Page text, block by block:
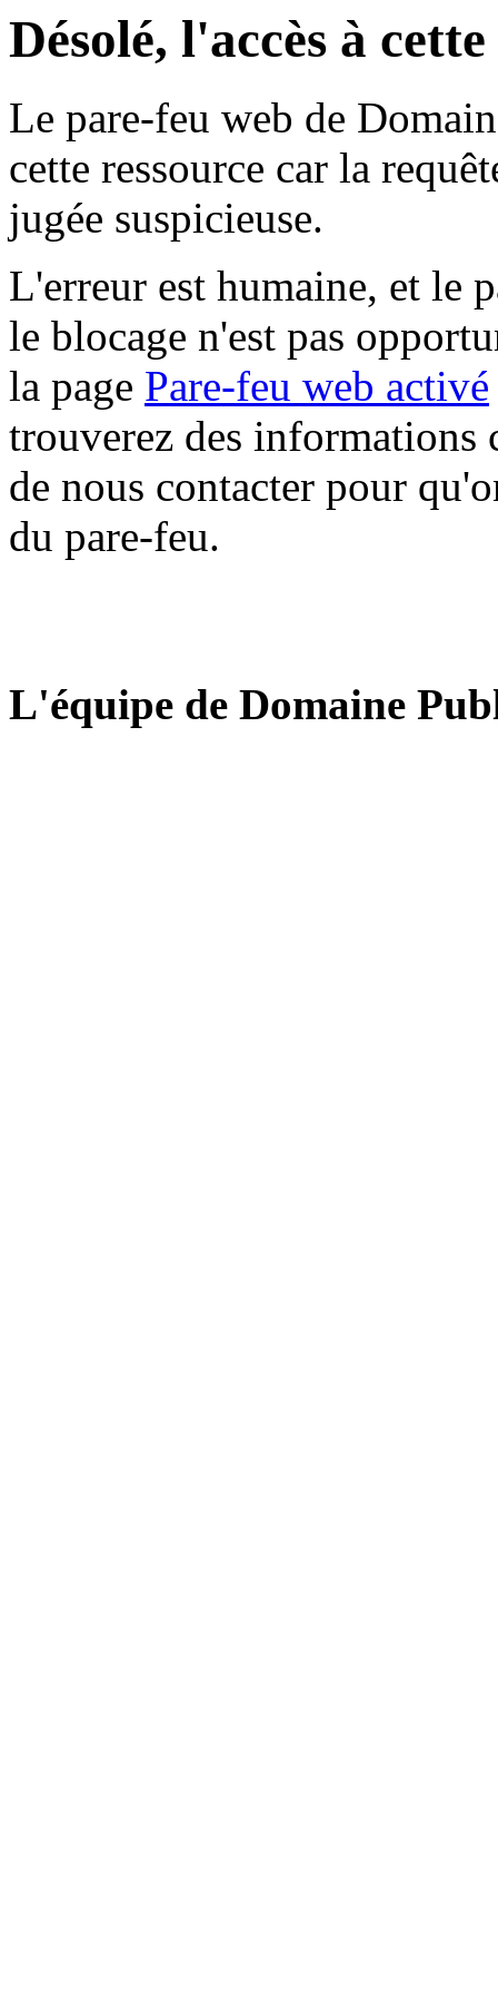
Désolé, l'accès à
Le pare-feu web de
cette ressource car la
jugée suspicieuse.
L'erreur est humaine, et le
le blocage n'est pas
la page Pare-feu web activé
trouverez des informations
de nous contacter pour
du pare-feu.
L'équipe de Domaine